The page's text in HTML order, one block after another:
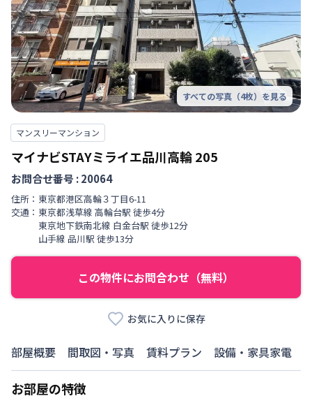
すべての写真（4枚）を見る
マンスリーマンション
マイナビSTAYミライエ品川高輪205
お問合せ番号 :20064
住所： 東京都港区高輪３丁目6-11
交通： 東京都浅草線 高輪台駅 徒歩4分
東京地下鉄南北線 白金台駅 徒歩12分
山手線 品川駅 徒歩13分
この物件にお問合わせ（無料）
お気に入りに保存
部屋概要 間取図・写真 賃料プラン 設備・家具家電
お部屋の特徴